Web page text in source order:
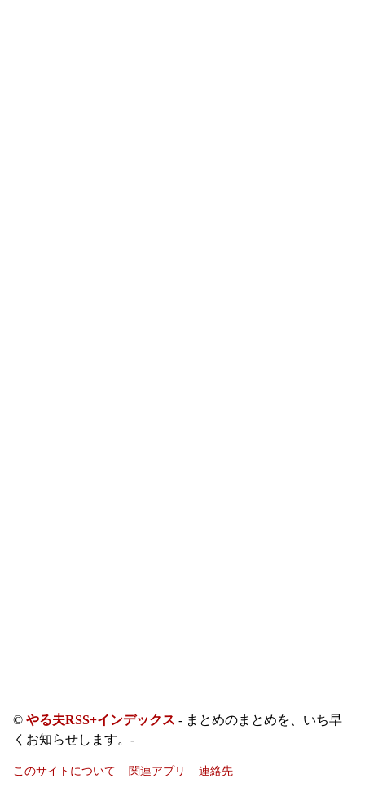
© やる夫RSS+インデックス - まとめのまとめを、いち早
くお知らせします。-
このサイトについて 関連アプリ 連絡先